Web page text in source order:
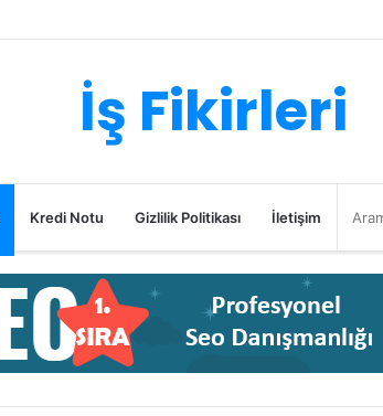
İş Fikirleri
Kredi Notu Gizlilik Politikası İletişim